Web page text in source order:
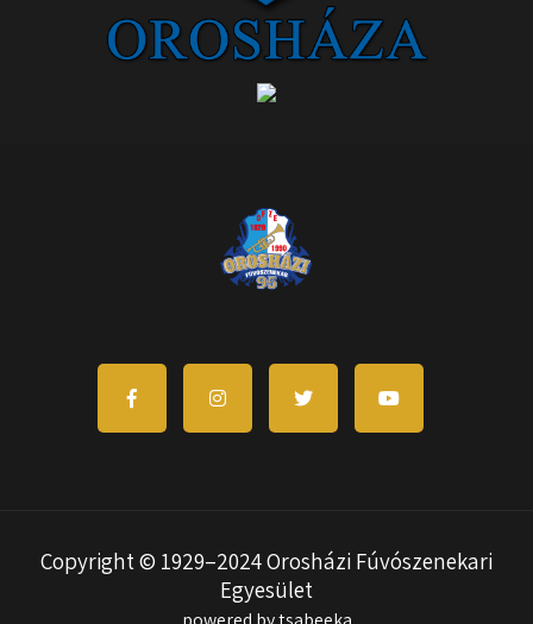
Copyright © 1929–2024 Orosházi Fúvószenekari
Egyesület